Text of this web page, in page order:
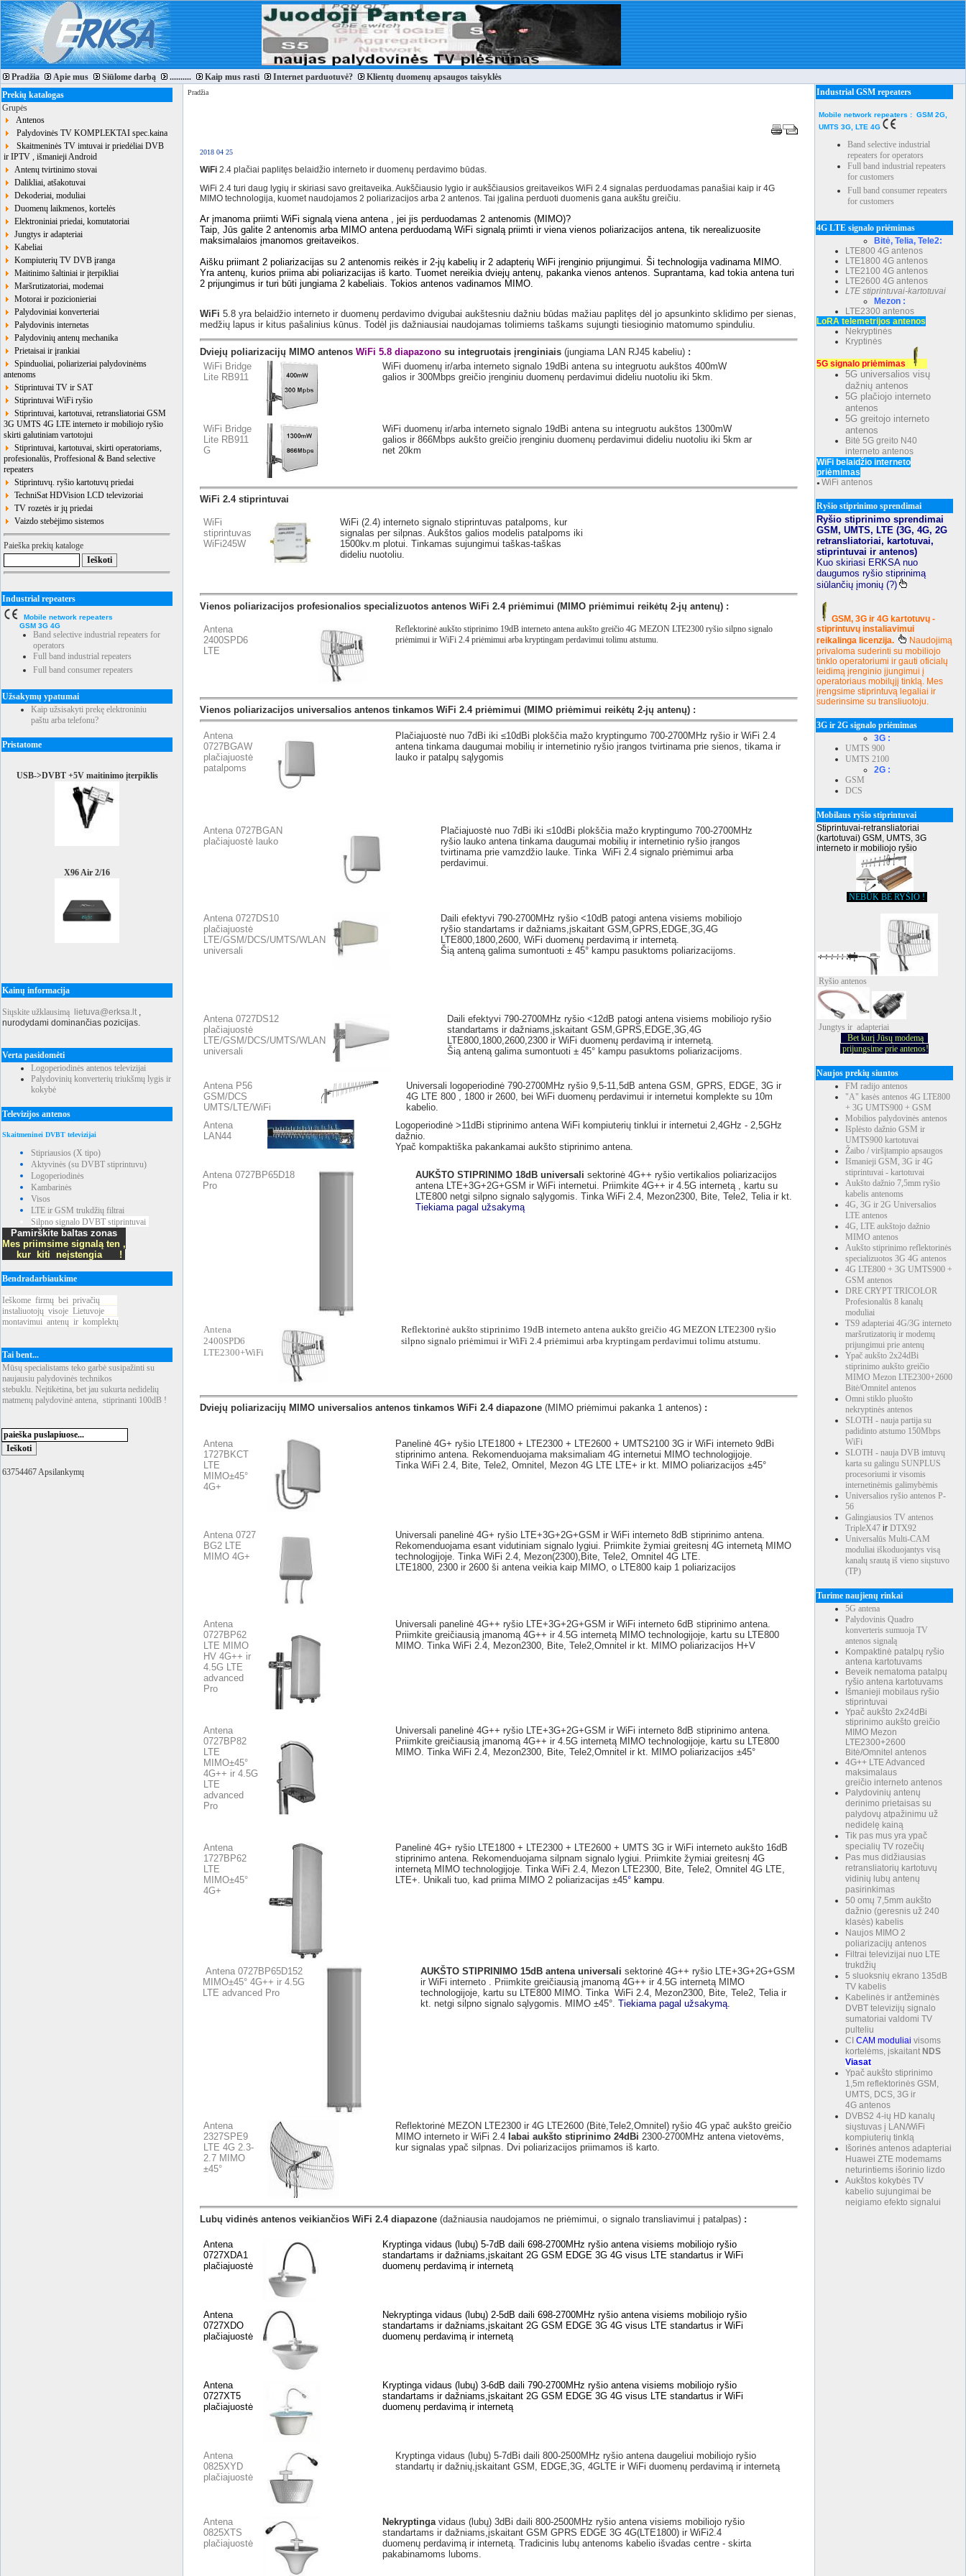
Pradžia Apie mus Siūlome darbą .......... Kaip mus rasti Internet parduotuvė?
Klientų duomenų apsaugos taisyklės
Prekių katalogas
Grupės
Antenos
Palydovinės TV KOMPLEKTAI spec.kaina
Skaitmeninės TV imtuvai ir priedėliai DVB
ir IPTV , išmanieji Android
Antenų tvirtinimo stovai
Dalikliai, atšakotuvai
Dekoderiai, moduliai
Duomenų laikmenos, kortelės
Elektroniniai priedai, komutatoriai
Jungtys ir adapteriai
Kabeliai
Kompiuterių TV DVB įranga
Maitinimo šaltiniai ir įterpikliai
Maršrutizatoriai, modemai
Motorai ir pozicionieriai
Palydoviniai konverteriai
Palydovinis internetas
Palydovinių antenų mechanika
Prietaisai ir įrankiai
Spinduoliai, poliarizeriai palydovinėms
antenoms
Stiprintuvai TV ir SAT
Stiprintuvai WiFi ryšio
Stiprintuvai, kartotuvai, retransliatoriai GSM
3G UMTS 4G LTE interneto ir mobiliojo ryšio
skirti galutiniam vartotojui
Stiprintuvai, kartotuvai, skirti operatoriams,
profesionalūs, Proffesional & Band selective
repeaters
Stiprintuvų. ryšio kartotuvų priedai
TechniSat HDVision LCD televizoriai
TV rozetės ir jų priedai
Vaizdo stebėjimo sistemos
Paieška prekių kataloge
Industrial repeaters
Mobile network repeaters
GSM 3G 4G
Band selective industrial repeaters for
operators
Full band industrial repeaters
Full band consumer repeaters
Užsakymų ypatumai
Kaip užsisakyti prekę elektroniniu
paštu arba telefonu?
Pristatome
USB->DVBT +5V maitinimo įterpiklis
X96 Air 2/16
Kainų informacija
Siųskite užklausimą lietuva@erksa.lt ,
nurodydami dominančias pozicijas.
Verta pasidomėti
Logoperiodinės antenos televizijai
Palydovinių konverterių triukšmų lygis ir
kokybė
Televizijos antenos
Skaitmeninei DVBT televizijai
Stipriausios (X tipo)
Aktyvinės (su DVBT stiprintuvu)
Logoperiodinės
Kambarinės
Visos
LTE ir GSM trukdžių filtrai
Silpno signalo DVBT stiprintuvai
Pamirškite baltas zonas
Mes priimsime signalą ten ,
kur kiti neįstengia !
Bendradarbiaukime
Ieškome firmų bei privačių
instaliuotojų visoje Lietuvoje
montavimui antenų ir komplektų
Tai bent...
Mūsų specialistams teko garbė susipažinti su
naujausiu palydovinės technikos
stebuklu. Neįtikėtina, bet jau sukurta nedidelių
matmenų palydovinė antena, stiprinanti 100dB !
63754467 Apsilankymų
Pradžia
2018 04 25
WiFi 2.4 plačiai paplitęs belaidžio interneto ir duomenų perdavimo būdas.
WiFi 2.4 turi daug lygių ir skiriasi savo greitaveika. Aukščiausio lygio ir aukščiausios greitaveikos WiFi 2.4 signalas perduodamas panašiai kaip ir 4G
MIMO technologija, kuomet naudojamos 2 poliarizacijos arba 2 antenos. Tai įgalina perduoti duomenis gana aukštu greičiu.
Ar įmanoma priimti WiFi signalą viena antena , jei jis perduodamas 2 antenomis (MIMO)?
Taip, Jūs galite 2 antenomis arba MIMO antena perduodamą WiFi signalą priimti ir viena vienos poliarizacijos antena, tik nerealizuosite
maksimalaios įmanomos greitaveikos.
Aišku priimant 2 poliarizacijas su 2 antenomis reikės ir 2-jų kabelių ir 2 adapterių WiFi įrenginio prijungimui. Ši technologija vadinama MIMO.
Yra antenų, kurios priima abi poliarizacijas iš karto. Tuomet nereikia dviejų antenų, pakanka vienos antenos. Suprantama, kad tokia antena turi
2 prijungimus ir turi būti jungiama 2 kabeliais. Tokios antenos vadinamos MIMO.
WiFi 5.8 yra belaidžio interneto ir duomenų perdavimo dvigubai aukštesniu dažniu būdas mažiau paplitęs dėl jo apsunkinto sklidimo per sienas,
medžių lapus ir kitus pašalinius kūnus. Todėl jis dažniausiai naudojamas tolimiems taškams sujungti tiesioginio matomumo spinduliu.
Dviejų poliarizacijų MIMO antenos WiFi 5.8 diapazono su integruotais įrenginiais (jungiama LAN RJ45 kabeliu) :
WiFi Bridge
Lite RB911
WiFi duomenų ir/arba interneto signalo 19dBi antena su integruotu aukštos 400mW
galios ir 300Mbps greičio įrenginiu duomenų perdavimui dideliu nuotoliu iki 5km.
WiFi Bridge
Lite RB911
G
WiFi duomenų ir/arba interneto signalo 19dBi antena su integruotu aukštos 1300mW
galios ir 866Mbps aukšto greičio įrenginiu duomenų perdavimui dideliu nuotoliu iki 5km ar
net 20km
WiFi 2.4 stiprintuvai
WiFi
stiprintuvas
WiFi245W
WiFi (2.4) interneto signalo stiprintuvas patalpoms, kur
signalas per silpnas. Aukštos galios modelis patalpoms iki
1500kv.m plotui. Tinkamas sujungimui taškas-taškas
dideliu nuotoliu.
Vienos poliarizacijos profesionalios specializuotos antenos WiFi 2.4 priėmimui (MIMO priėmimui reikėtų 2-jų antenų) :
Antena
2400SPD6
LTE
Reflektorinė aukšto stiprinimo 19dB interneto antena aukšto greičio 4G MEZON LTE2300 ryšio silpno signalo
priėmimui ir WiFi 2.4 priėmimui arba kryptingam perdavimui tolimu atstumu.
Vienos poliarizacijos universalios antenos tinkamos WiFi 2.4 priėmimui (MIMO priėmimui reikėtų 2-jų antenų) :
Antena
0727BGAW
plačiajuostė
patalpoms
Plačiajuostė nuo 7dBi iki ≤10dBi plokščia mažo kryptingumo 700-2700MHz ryšio ir WiFi 2.4
antena tinkama daugumai mobilių ir internetinio ryšio įrangos tvirtinama prie sienos, tikama ir
lauko ir patalpų sąlygomis
Antena 0727BGAN
plačiajuostė lauko
Plačiajuostė nuo 7dBi iki ≤10dBi plokščia mažo kryptingumo 700-2700MHz
ryšio lauko antena tinkama daugumai mobilių ir internetinio ryšio įrangos
tvirtinama prie vamzdžio lauke. Tinka WiFi 2.4 signalo priėmimui arba
perdavimui.
Antena 0727DS10
plačiajuostė
LTE/GSM/DCS/UMTS/WLAN
universali
Daili efektyvi 790-2700MHz ryšio <10dB patogi antena visiems mobiliojo
ryšio standartams ir dažniams,įskaitant GSM,GPRS,EDGE,3G,4G
LTE800,1800,2600, WiFi duomenų perdavimą ir internetą.
Šią anteną galima sumontuoti ± 45° kampu pasuktoms poliarizacijoms.
Antena 0727DS12
plačiajuostė
LTE/GSM/DCS/UMTS/WLAN
universali
Daili efektyvi 790-2700MHz ryšio <12dB patogi antena visiems mobiliojo ryšio
standartams ir dažniams,įskaitant GSM,GPRS,EDGE,3G,4G
LTE800,1800,2600,2300 ir WiFi duomenų perdavimą ir internetą.
Šią anteną galima sumontuoti ± 45° kampu pasuktoms poliarizacijoms.
Antena P56
GSM/DCS
UMTS/LTE/WiFi
Universali logoperiodinė 790-2700MHz ryšio 9,5-11,5dB antena GSM, GPRS, EDGE, 3G ir
4G LTE 800 , 1800 ir 2600, bei WiFi duomenų perdavimui ir internetui komplekte su 10m
kabelio.
Antena
LAN44
Logoperiodinė >11dBi stiprinimo antena WiFi kompiuterių tinklui ir internetui 2,4GHz - 2,5GHz
dažnio.
Ypač kompaktiška pakankamai aukšto stiprinimo antena.
Antena 0727BP65D18
Pro
AUKŠTO STIPRINIMO 18dB universali sektorinė 4G++ ryšio vertikalios poliarizacijos
antena LTE+3G+2G+GSM ir WiFi internetui. Priimkite 4G++ ir 4.5G internetą , kartu su
LTE800 netgi silpno signalo sąlygomis. Tinka WiFi 2.4, Mezon2300, Bite, Tele2, Telia ir kt.
Tiekiama pagal užsakymą
Antena
2400SPD6
LTE2300+WiFi
Reflektorinė aukšto stiprinimo 19dB interneto antena aukšto greičio 4G MEZON LTE2300 ryšio
silpno signalo priėmimui ir WiFi 2.4 priėmimui arba kryptingam perdavimui tolimu atstumu.
Dviejų poliarizacijų MIMO universalios antenos tinkamos WiFi 2.4 diapazone (MIMO priėmimui pakanka 1 antenos) :
Antena
1727BKCT
LTE
MIMO±45°
4G+
Panelinė 4G+ ryšio LTE1800 + LTE2300 + LTE2600 + UMTS2100 3G ir WiFi interneto 9dBi
stiprinimo antena. Rekomenduojama maksimaliam 4G internetui MIMO technologijoje.
Tinka WiFi 2.4, Bite, Tele2, Omnitel, Mezon 4G LTE LTE+ ir kt. MIMO poliarizacijos ±45°
Antena 0727
BG2 LTE
MIMO 4G+
Universali panelinė 4G+ ryšio LTE+3G+2G+GSM ir WiFi interneto 8dB stiprinimo antena.
Rekomenduojama esant vidutiniam signalo lygiui. Priimkite žymiai greitesnį 4G internetą MIMO
technologijoje. Tinka WiFi 2.4, Mezon(2300),Bite, Tele2, Omnitel 4G LTE.
LTE1800, 2300 ir 2600 ši antena veikia kaip MIMO, o LTE800 kaip 1 poliarizacijos
Antena
0727BP62
LTE MIMO
HV 4G++ ir
4.5G LTE
advanced
Pro
Universali panelinė 4G++ ryšio LTE+3G+2G+GSM ir WiFi interneto 6dB stiprinimo antena.
Priimkite greičiausią įmanomą 4G++ ir 4.5G internetą MIMO technologijoje, kartu su LTE800
MIMO. Tinka WiFi 2.4, Mezon2300, Bite, Tele2,Omnitel ir kt. MIMO poliarizacijos H+V
Antena
0727BP82
LTE
MIMO±45°
4G++ ir 4.5G
LTE
advanced
Pro
Universali panelinė 4G++ ryšio LTE+3G+2G+GSM ir WiFi interneto 8dB stiprinimo antena.
Priimkite greičiausią įmanomą 4G++ ir 4.5G internetą MIMO technologijoje, kartu su LTE800
MIMO. Tinka WiFi 2.4, Mezon2300, Bite, Tele2,Omnitel ir kt. MIMO poliarizacijos ±45°
Antena
1727BP62
LTE
MIMO±45°
4G+
Panelinė 4G+ ryšio LTE1800 + LTE2300 + LTE2600 + UMTS 3G ir WiFi interneto aukšto 16dB
stiprinimo antena. Rekomenduojama silpnam signalo lygiui. Priimkite žymiai greitesnį 4G
internetą MIMO technologijoje. Tinka WiFi 2.4, Mezon LTE2300, Bite, Tele2, Omnitel 4G LTE,
LTE+. Unikali tuo, kad priima MIMO 2 poliarizacijas ±45° kampu
Antena 0727BP65D152
MIMO±45° 4G++ ir 4.5G
LTE advanced Pro
AUKŠTO STIPRINIMO 15dB antena universali sektorinė 4G++ ryšio LTE+3G+2G+GSM
ir WiFi interneto . Priimkite greičiausią įmanomą 4G++ ir 4.5G internetą MIMO
technologijoje, kartu su LTE800 MIMO. Tinka WiFi 2.4, Mezon2300, Bite, Tele2, Telia ir
kt. netgi silpno signalo sąlygomis. MIMO ±45°. Tiekiama pagal užsakymą.
Antena
2327SPE9
LTE 4G 2.3-
2.7 MIMO
±45°
Reflektorinė MEZON LTE2300 ir 4G LTE2600 (Bitė,Tele2,Omnitel) ryšio 4G ypač aukšto greičio
MIMO interneto ir WiFi 2.4 labai aukšto stiprinimo 24dBi 2300-2700MHz antena vietovėms,
kur signalas ypač silpnas. Dvi poliarizacijos priimamos iš karto.
Lubų vidinės antenos veikiančios WiFi 2.4 diapazone (dažniausia naudojamos ne priėmimui, o signalo transliavimui į patalpas) :
Antena
0727XDA1
plačiajuostė
Kryptinga vidaus (lubų) 5-7dB daili 698-2700MHz ryšio antena visiems mobiliojo ryšio
standartams ir dažniams,įskaitant 2G GSM EDGE 3G 4G visus LTE standartus ir WiFi
duomenų perdavimą ir internetą
Antena
0727XDO
plačiajuostė
Nekryptinga vidaus (lubų) 2-5dB daili 698-2700MHz ryšio antena visiems mobiliojo ryšio
standartams ir dažniams,įskaitant 2G GSM EDGE 3G 4G visus LTE standartus ir WiFi
duomenų perdavimą ir internetą
Antena
0727XT5
plačiajuostė
Kryptinga vidaus (lubų) 3-6dB daili 790-2700MHz ryšio antena visiems mobiliojo ryšio
standartams ir dažniams,įskaitant 2G GSM EDGE 3G 4G visus LTE standartus ir WiFi
duomenų perdavimą ir internetą
Antena
0825XYD
plačiajuostė
Kryptinga vidaus (lubų) 5-7dBi daili 800-2500MHz ryšio antena daugeliui mobiliojo ryšio
standartų ir dažnių,įskaitant GSM, EDGE,3G, 4GLTE ir WiFi duomenų perdavimą ir internetą
Antena
0825XTS
plačiajuostė
Nekryptinga vidaus (lubų) 3dBi daili 800-2500MHz ryšio antena visiems mobiliojo ryšio
standartams ir dažniams,įskaitant GSM GPRS EDGE 3G 4G(LTE1800) ir WiFi2.4
duomenų perdavimą ir internetą. Tradicinis lubų antenoms kabelio išvadas centre - skirta
pakabinamoms luboms.
Industrial GSM repeaters
Mobile network repeaters : GSM 2G,
UMTS 3G, LTE 4G
Band selective industrial
repeaters for operators
Full band industrial repeaters
for customers
Full band consumer repeaters
for customers
4G LTE signalo priėmimas
Bitė, Telia, Tele2:
LTE800 4G antenos
LTE1800 4G antenos
LTE2100 4G antenos
LTE2600 4G antenos
LTE stiprintuvai-kartotuvai
Mezon :
LTE2300 antenos
LoRA telemetrijos antenos
Nekryptinės
Kryptinės
5G signalo priėmimas
5G universalios visų
dažnių antenos
5G plačiojo interneto
antenos
5G greitojo interneto
antenos
Bitė 5G greito N40
interneto antenos
WiFi belaidžio interneto
priėmimas
● WiFi antenos
Ryšio stiprinimo sprendimai
Ryšio stiprinimo sprendimai
GSM, UMTS, LTE (3G, 4G, 2G
retransliatoriai, kartotuvai,
stiprintuvai ir antenos)
Kuo skiriasi ERKSA nuo
daugumos ryšio stiprinimą
siūlančių įmonių (?)
GSM, 3G ir 4G kartotuvų -
stiprintuvų instaliavimui
reikalinga licenzija.
Naudojimą
privaloma suderinti su mobiliojo
tinklo operatoriumi ir gauti oficialų
leidimą įrenginio įjungimui į
operatoriaus mobilųjį tinklą. Mes
įrengsime stiprintuvą legaliai ir
suderinsime su transliuotoju.
3G ir 2G signalo priėmimas
3G :
UMTS 900
UMTS 2100
2G :
GSM
DCS
Mobilaus ryšio stiprintuvai
Stiprintuvai-retransliatoriai
(kartotuvai) GSM, UMTS, 3G
interneto ir mobiliojo ryšio
NEBŪK BE RYŠIO !
Ryšio antenos
Jungtys ir adapteriai
Bet kurį Jūsų modemą
prijungsime prie antenos!
Naujos prekių siuntos
FM radijo antenos
"A" kasės antenos 4G LTE800
+ 3G UMTS900 + GSM
Mobilios palydovinės antenos
Išplėsto dažnio GSM ir
UMTS900 kartotuvai
Žaibo / viršįtampio apsaugos
Išmanieji GSM, 3G ir 4G
stiprintuvai - kartotuvai
Aukšto dažnio 7,5mm ryšio
kabelis antenoms
4G, 3G ir 2G Universalios
LTE antenos
4G, LTE aukštojo dažnio
MIMO antenos
Aukšto stiprinimo reflektorinės
specializuotos 3G 4G antenos
4G LTE800 + 3G UMTS900 +
GSM antenos
DRE CRYPT TRICOLOR
Profesionalūs 8 kanalų
moduliai
TS9 adapteriai 4G/3G interneto
maršrutizatorių ir modemų
prijungimui prie antenų
Ypač aukšto 2x24dBi
stiprinimo aukšto greičio
MIMO Mezon LTE2300+2600
Bitė/Omnitel antenos
Omni stiklo pluošto
nekryptinės antenos
SLOTH - nauja partija su
padidinto atstumo 150Mbps
WiFi
SLOTH - nauja DVB imtuvų
karta su galingu SUNPLUS
procesoriumi ir visomis
internetinėmis galimybėmis
Universalios ryšio antenos P-
56
Galingiausios TV antenos
TripleX47 ir DTX92
Universalūs Multi-CAM
moduliai iškoduojantys visą
kanalų srautą iš vieno siųstuvo
(TP)
Turime naujienų rinkai
5G antena
Palydovinis Quadro
konverteris sumuoja TV
antenos signalą
Kompaktinė patalpų ryšio
antena kartotuvams
Beveik nematoma patalpų
ryšio antena kartotuvams
Išmanieji mobilaus ryšio
stiprintuvai
Ypač aukšto 2x24dBi
stiprinimo aukšto greičio
MIMO Mezon
LTE2300+2600
Bitė/Omnitel antenos
4G++ LTE Advanced
maksimalaus
greičio interneto antenos
Palydovinių antenų
derinimo prietaisas su
palydovų atpažinimu už
nedidelę kainą
Tik pas mus yra ypač
specialių TV rozečių
Pas mus didžiausias
retransliatorių kartotuvų
vidinių lubų antenų
pasirinkimas
50 omų 7,5mm aukšto
dažnio (geresnis už 240
klasės) kabelis
Naujos MIMO 2
poliarizacijų antenos
Filtrai televizijai nuo LTE
trukdžių
5 sluoksnių ekrano 135dB
TV kabelis
Kabelinės ir antžeminės
DVBT televizijų signalo
sumatoriai valdomi TV
pulteliu
CI CAM moduliai visoms
kortelėms, įskaitant NDS
Viasat
Ypač aukšto stiprinimo
1,5m reflektorinės GSM,
UMTS, DCS, 3G ir
4G antenos
DVBS2 4-ių HD kanalų
siųstuvas į LAN/WiFi
kompiuterių tinklą
Išorinės antenos adapteriai
Huawei ZTE modemams
neturintiems išorinio lizdo
Aukštos kokybės TV
kabelio sujungimai be
neigiamo efekto signalui